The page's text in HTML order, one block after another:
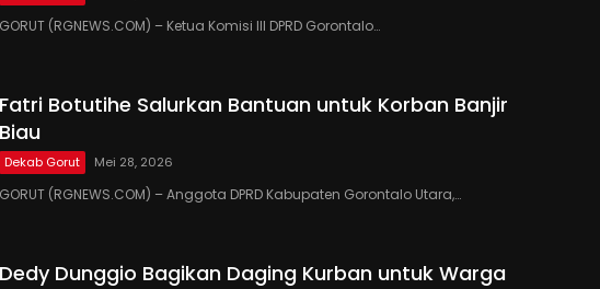
GORUT (RGNEWS.COM) – Ketua Komisi III DPRD Gorontalo…
Fatri Botutihe Salurkan Bantuan untuk Korban Banjir
Biau
Dekab Gorut Mei 28, 2026
GORUT (RGNEWS.COM) – Anggota DPRD Kabupaten Gorontalo Utara,…
Dedy Dunggio Bagikan Daging Kurban untuk Warga